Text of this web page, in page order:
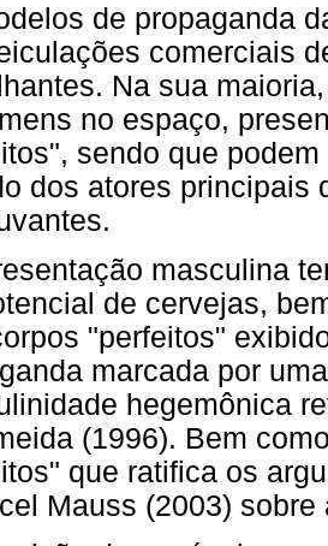
de propaganda
comerciais
Na sua
no espaço,
sendo que
dos atores principais
masculina
de cervejas,
"perfeitos"
marcada por
hegemônica
(1996). Bem
que ratifica os
Mauss (2003)